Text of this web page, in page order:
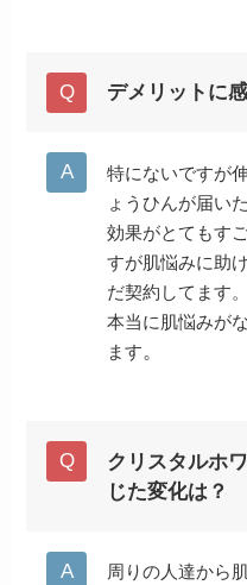
デメリットに
特にないですが
ょうひんが届い
効果がとてもす
すが肌悩みに助
だ契約してます。
本当に肌悩みが
ます。
クリスタルホ
じた変化は？
周りの人達から